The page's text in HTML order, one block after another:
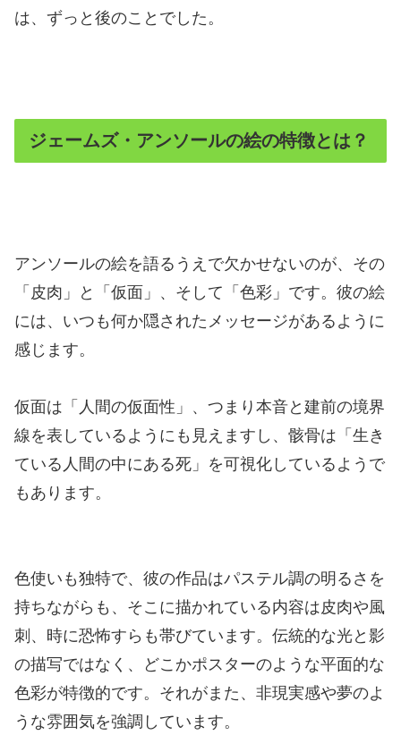
は、ずっと後のことでした。
ジェームズ・アンソールの絵の特徴とは？
アンソールの絵を語るうえで欠かせないのが、その
「皮肉」と「仮面」、そして「色彩」です。彼の絵
には、いつも何か隠されたメッセージがあるように
感じます。
仮面は「人間の仮面性」、つまり本音と建前の境界
線を表しているようにも見えますし、骸骨は「生き
ている人間の中にある死」を可視化しているようで
もあります。
色使いも独特で、彼の作品はパステル調の明るさを
持ちながらも、そこに描かれている内容は皮肉や風
刺、時に恐怖すらも帯びています。伝統的な光と影
の描写ではなく、どこかポスターのような平面的な
色彩が特徴的です。それがまた、非現実感や夢のよ
うな雰囲気を強調しています。